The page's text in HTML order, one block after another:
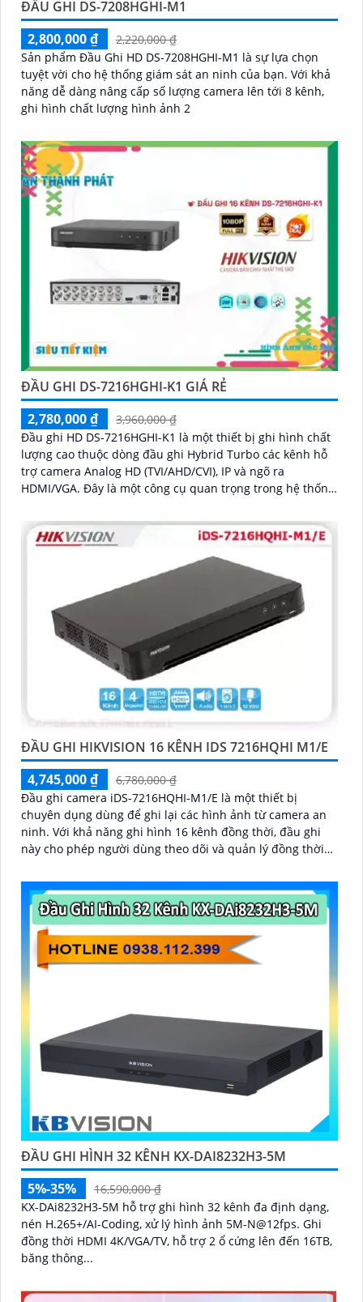
ĐẦU GHI DS-7208HGHI-M1
2,800,000 ₫
2,220,000 ₫
Sản phẩm Đầu Ghi HD DS-7208HGHI-M1 là sự lựa chọn
tuyệt vời cho hệ thống giám sát an ninh của bạn. Với khả
năng dễ dàng nâng cấp số lượng camera lên tới 8 kênh,
ghi hình chất lượng hình ảnh 2
ĐẦU GHI DS-7216HGHI-K1 GIÁ RẺ
2,780,000 ₫
3,960,000 ₫
Đầu ghi HD DS-7216HGHI-K1 là một thiết bị ghi hình chất
lượng cao thuộc dòng đầu ghi Hybrid Turbo các kênh hỗ
trợ camera Analog HD (TVI/AHD/CVI), IP và ngõ ra
HDMI/VGA. Đây là một công cụ quan trọng trong hệ thống
ĐẦU GHI HIKVISION 16 KÊNH IDS 7216HQHI M1/E
4,745,000 ₫
6,780,000 ₫
Đầu ghi camera iDS-7216HQHI-M1/E là một thiết bị
chuyên dụng dùng để ghi lại các hình ảnh từ camera an
ninh. Với khả năng ghi hình 16 kênh đồng thời, đầu ghi
này cho phép người dùng theo dõi và quản lý đồng thời
ĐẦU GHI HÌNH 32 KÊNH KX-DAI8232H3-5M
5%-35%
16,590,000 ₫
KX-DAi8232H3-5M hỗ trợ ghi hình 32 kênh đa định dạng,
nén H.265+/AI-Coding, xử lý hình ảnh 5M-N@12fps. Ghi
đồng thời HDMI 4K/VGA/TV, hỗ trợ 2 ổ cứng lên đến 16TB,
băng thông...